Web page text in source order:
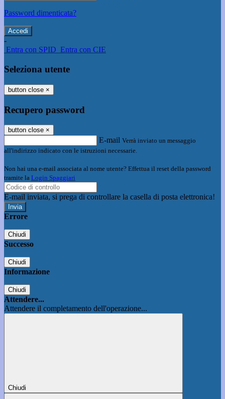
Password dimenticata?
-
Entra con SPID Entra con CIE
Seleziona utente
button close ×
Recupero password
button close ×
E-mail Verrà inviato un messaggio
all'indirizzo indicato con le istruzioni necessarie.
Non hai una e-mail associata al nome utente? Effettua il reset della password
tramite la Login Spaggiari
E-mail inviata, si prega di controllare la casella di posta elettronica!
Errore
Chiudi
Successo
Chiudi
Informazione
Chiudi
Attendere...
Attendere il completamento dell'operazione...
Chiudi